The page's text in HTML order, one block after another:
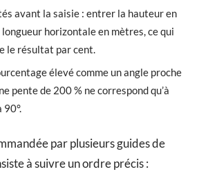
avant la saisie : entrer la hauteur en
horizontale en mètres, ce qui
le résultat par cent.
élevé comme un angle proche
pente de 200 % ne correspond qu’à
90°.
par plusieurs guides de
à suivre un ordre précis :